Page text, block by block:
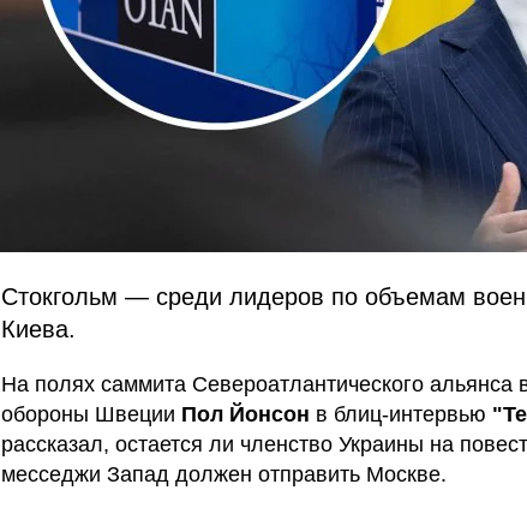
Стокгольм — среди лидеров по объемам
Киева.
На полях саммита Североатлантического альянса
обороны Швеции Пол Йонсон в блиц-интервью
рассказал, остается ли членство Украины на
месседжи Запад должен отправить Москве.